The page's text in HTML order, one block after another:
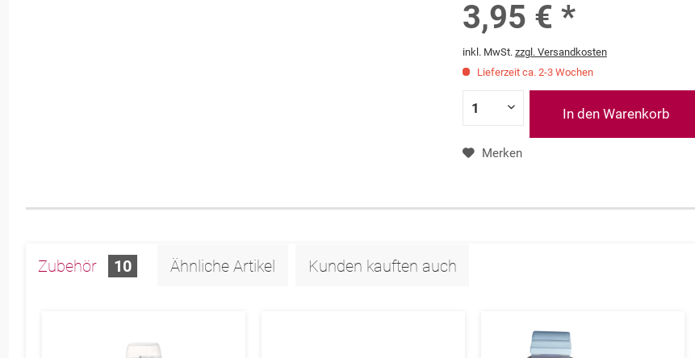
3,95 € *
inkl. MwSt. zzgl. Versandkosten
Lieferzeit ca. 2-3 Wochen
In den Warenkorb
Merken
Zubehör 10 Ähnliche Artikel Kunden kauften auch